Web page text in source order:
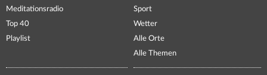
Meditationsradio
Top 40
Playlist
Sport
Wetter
Alle Orte
Alle Themen